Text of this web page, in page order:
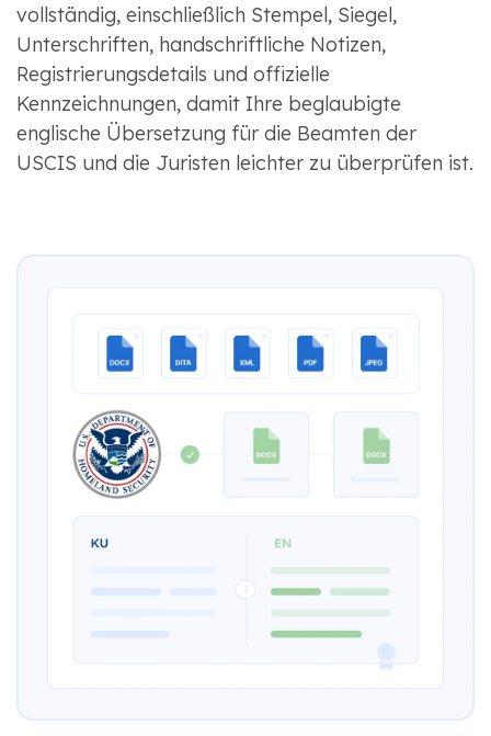
vollständig, einschließlich Stempel, Siegel,
Unterschriften, handschriftliche Notizen,
Registrierungsdetails und offizielle
Kennzeichnungen, damit Ihre beglaubigte
englische Übersetzung für die Beamten der
USCIS und die Juristen leichter zu überprüfen ist.